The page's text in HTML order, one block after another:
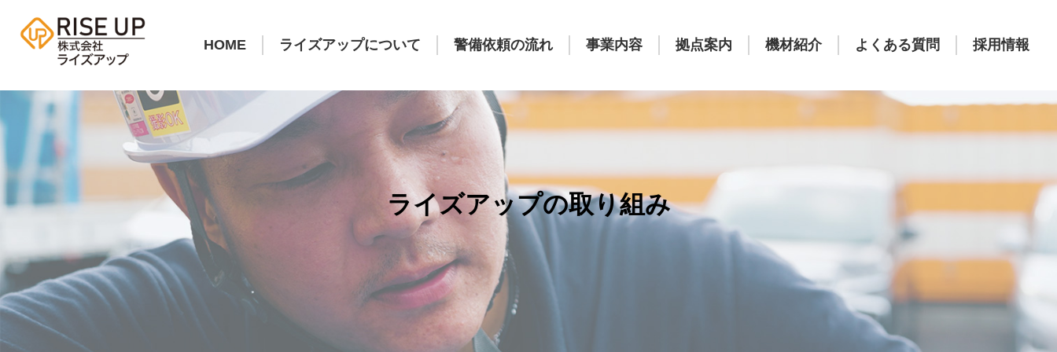
HOME ライズアップについて 警備依頼の流れ 事業内容 拠点案内 機材紹介 よくある質問 採用情報
ライズアップの取り組み